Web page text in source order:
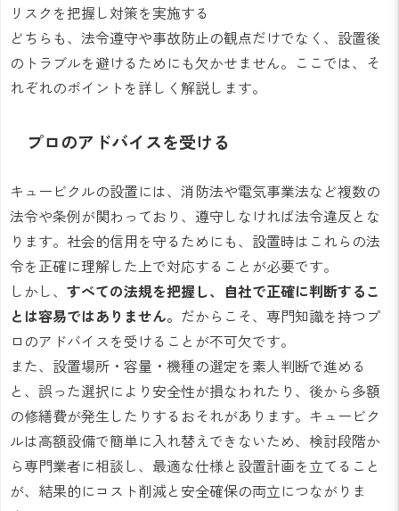
リスクを把握し対策を実施する
どちらも、法令遵守や事故防止の観点だけでなく、設置後
のトラブルを避けるためにも欠かせません。ここでは、そ
れぞれのポイントを詳しく解説します。
プロのアドバイスを受ける
キュービクルの設置には、消防法や電気事業法など複数の
法令や条例が関わっており、遵守しなければ法令違反とな
ります。社会的信用を守るためにも、設置時はこれらの法
令を正確に理解した上で対応することが必要です。
しかし、 すべての法規を把握し、自社で正確に判断するこ
とは容易ではありません。 だからこそ、専門知識を持つプ
ロのアドバイスを受けることが不可欠です。
また、設置場所・容量・機種の選定を素人判断で進める
と、誤った選択により安全性が損なわれたり、後から多額
の修繕費が発生したりするおそれがあります。キュービク
ルは高額設備で簡単に入れ替えできないため、検討段階か
ら専門業者に相談し、最適な仕様と設置計画を立てること
が、結果的にコスト削減と安全確保の両立につながりま